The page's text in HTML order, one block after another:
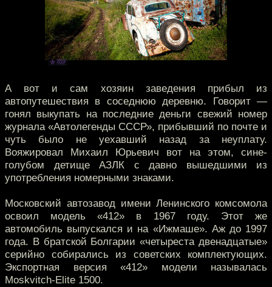
А вот и сам хозяин заведения прибыл из
автопутешествия в соседнюю деревню. Говорит —
гонял выкупать на последние деньги свежий номер
журнала «Автолегенды СССР», прибывший по почте и
чуть было не уехавший назад за неуплату.
Вояжировал Михаил Юрьевич вот на этом, сине-
голубом детище АЗЛК с давно вышедшими из
употребления номерными знаками.
Московский автозавод имени Ленинского комсомола
освоил модель «412» в 1967 году. Этот же
автомобиль выпускался и на «Ижмаше». Аж до 1997
года. В братской Болгарии «четыреста двенадцатые»
серийно собирались из советских комплектующих.
Экспортная версия «412» модели называлась
Moskvitch-Elite 1500.